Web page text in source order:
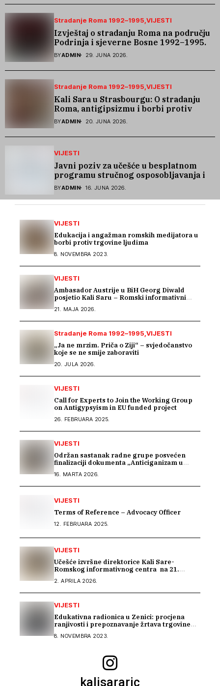
Stradanje Roma 1992–1995 VIJESTI
Izvještaj o stradanju Roma na području
Podrinja i sjeverne Bosne 1992–1995.
godine
BYADMIN 29. JUNA 2026.
Stradanje Roma 1992–1995 VIJESTI
Kali Sara u Strasbourgu: O stradanju
Roma, antigipsizmu i borbi protiv
govora mržnje
BYADMIN 20. JUNA 2026.
VIJESTI
Javni poziv za učešće u besplatnom
programu stručnog osposobljavanja i
podrške pri zapošljavanju
BYADMIN 16. JUNA 2026.
VIJESTI
Edukacija i angažman romskih medijatora u
borbi protiv trgovine ljudima
8. NOVEMBRA 2023.
VIJESTI
Ambasador Austrije u BiH Georg Diwald
posjetio Kali Saru – Romski informativni
21. MAJA 2026.
Stradanje Roma 1992–1995 VIJESTI
„Ja ne mrzim. Priča o Ziji“ – svjedočanstvo
koje se ne smije zaboraviti
20. JULA 2026.
VIJESTI
Call for Experts to Join the Working Group
on Antigypsyism in EU funded project
26. FEBRUARA 2025.
VIJESTI
Održan sastanak radne grupe posvećen
finalizaciji dokumenta „Anticiganizam u
16. MARTA 2026.
VIJESTI
Terms of Reference – Advocacy Officer
12. FEBRUARA 2025.
VIJESTI
Učešće izvršne direktorice Kali Sare-
Romskog informativnog centra na 21.
OCD
2. APRILA 2026.
VIJESTI
Edukativna radionica u Zenici: procjena
ranjivosti i prepoznavanje žrtava trgovine
8. NOVEMBRA 2023.
kalisararic